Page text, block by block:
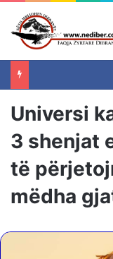
Universi
3 shenjat
të
mëdha